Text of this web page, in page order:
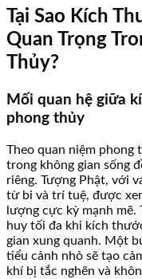
Tại Sao Kích
Quan Trọng
Thủy?
Mối quan hệ giữa
phong thủy
Theo quan niệm phong
trong không gian sống
riêng. Tượng Phật, với
từ bi và trí tuệ, được
lượng cực kỳ mạnh
huy tối đa khi kích
gian xung quanh. Một
tiểu cảnh nhỏ sẽ tạo
khí bị tắc nghẽn và